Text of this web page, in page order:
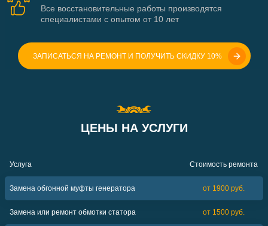
Все восстановительные работы производятся
специалистами с опытом от 10 лет
ЗАПИСАТЬСЯ НА РЕМОНТ И ПОЛУЧИТЬ СКИДКУ 10%
ЦЕНЫ НА УСЛУГИ
Услуга Стоимость ремонта
Замена обгонной муфты генератора от 1900 руб.
Замена или ремонт обмотки статора от 1500 руб.